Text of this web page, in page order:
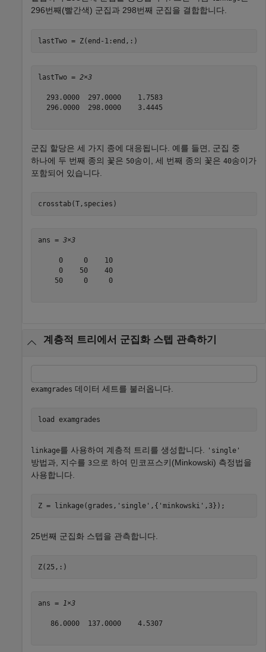
296번째(빨간색) 군집과 298번째 군집을 결합합니다.
lastTwo = Z(end-1:end,:)
lastTwo = 2×3
  293.0000  297.0000    1.7583
  296.0000  298.0000    3.4445
군집 할당은 세 가지 종에 대응됩니다. 예를 들면, 군집 중
하나에 두 번째 종의 꽃은 50송이, 세 번째 종의 꽃은 40송이가
포함되어 있습니다.
crosstab(T,species)
ans = 3×3
     0     0    10
     0    50    40
    50     0     0
계층적 트리에서 군집화 스텝 관측하기
examgrades 데이터 세트를 불러옵니다.
load examgrades
linkage를 사용하여 계층적 트리를 생성합니다. 'single'
방법과, 지수를 3으로 하여 민코프스키(Minkowski) 측정법을
사용합니다.
Z = linkage(grades, 'single' ,{ 'minkowski' ,3});
25번째 군집화 스텝을 관측합니다.
Z(25,:)
ans = 1×3
   86.0000  137.0000    4.5307